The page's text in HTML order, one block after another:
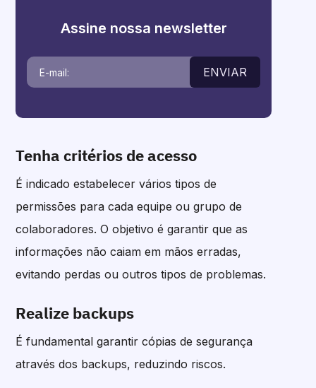
Assine nossa newsletter
ENVIAR
Tenha critérios de acesso
É indicado estabelecer vários tipos de
permissões para cada equipe ou grupo de
colaboradores. O objetivo é garantir que as
informações não caiam em mãos erradas,
evitando perdas ou outros tipos de problemas.
Realize backups
É fundamental garantir cópias de segurança
através dos backups, reduzindo riscos.